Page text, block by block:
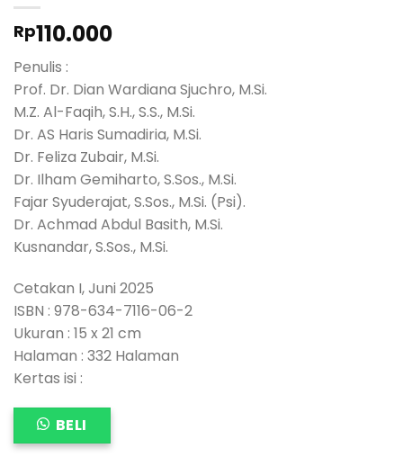
Rp110.000
Penulis :
Prof. Dr. Dian Wardiana Sjuchro, M.Si.
M.Z. Al-Faqih, S.H., S.S., M.Si.
Dr. AS Haris Sumadiria, M.Si.
Dr. Feliza Zubair, M.Si.
Dr. Ilham Gemiharto, S.Sos., M.Si.
Fajar Syuderajat, S.Sos., M.Si. (Psi).
Dr. Achmad Abdul Basith, M.Si.
Kusnandar, S.Sos., M.Si.
Cetakan I, Juni 2025
ISBN : 978-634-7116-06-2
Ukuran : 15 x 21 cm
Halaman : 332 Halaman
Kertas isi :
BELI